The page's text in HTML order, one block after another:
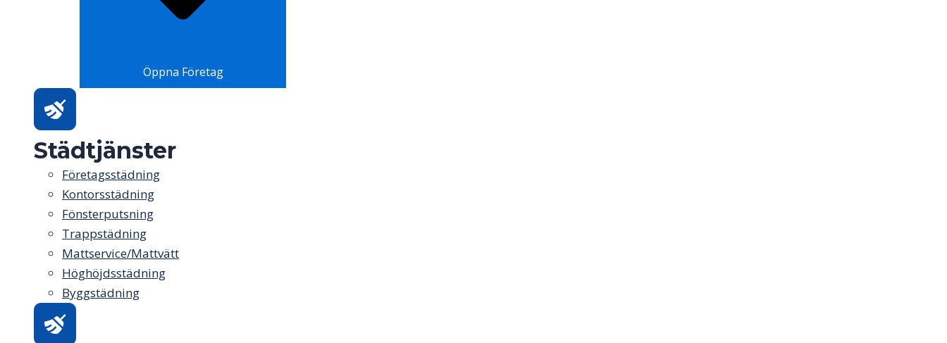
Öppna Företag
Städtjänster
Företagsstädning
Kontorsstädning
Fönsterputsning
Trappstädning
Mattservice/Mattvätt
Höghöjdsstädning
Byggstädning